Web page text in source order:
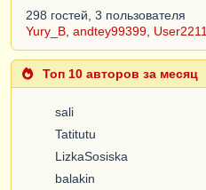
298 гостей, 3 пользователя
Yury_B, andtey99399,
Топ 10 авторов за месяц
sali
Tatitutu
LizkaSosiska
balakin